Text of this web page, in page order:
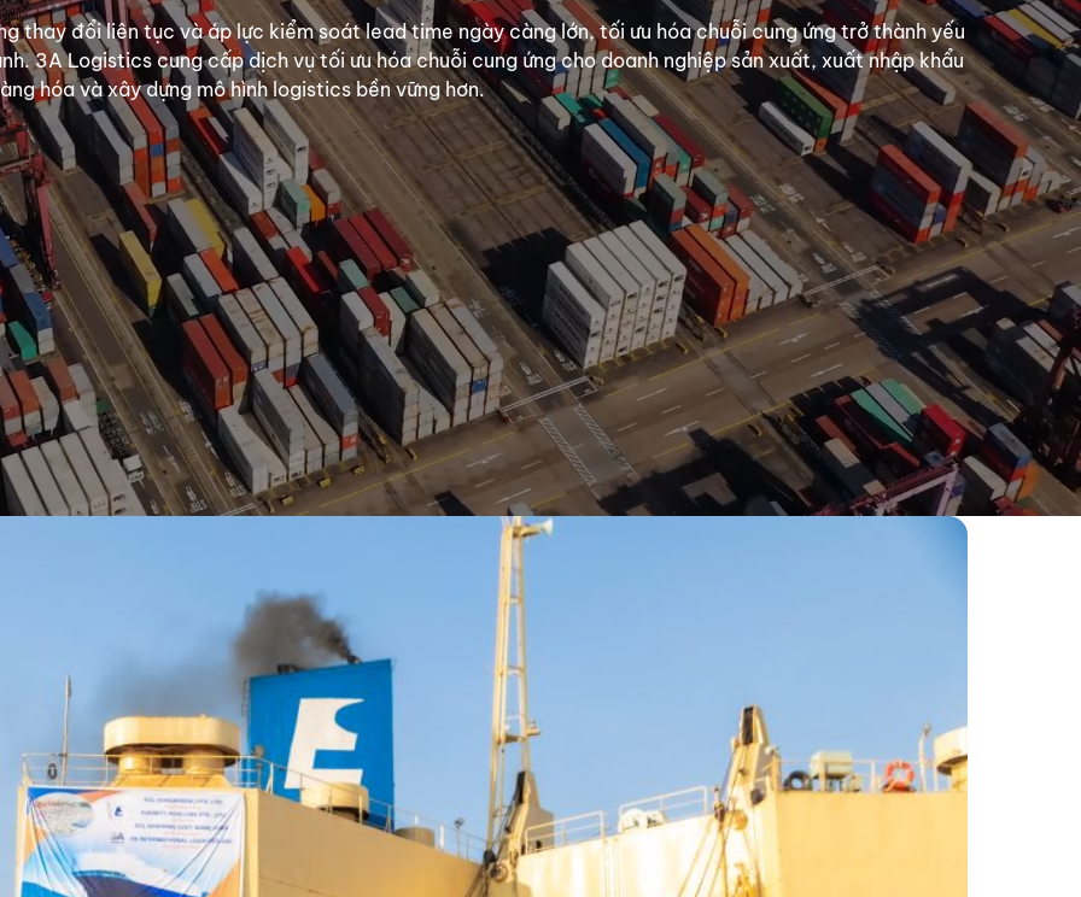
thay đổi liên tục và áp lực kiểm soát lead time ngày càng lớn, tối ưu hóa chuỗi cung ứng trở thành yếu
3A Logistics cung cấp dịch vụ tối ưu hóa chuỗi cung ứng cho doanh nghiệp sản xuất, xuất nhập khẩu
hóa và xây dựng mô hình logistics bền vững hơn.